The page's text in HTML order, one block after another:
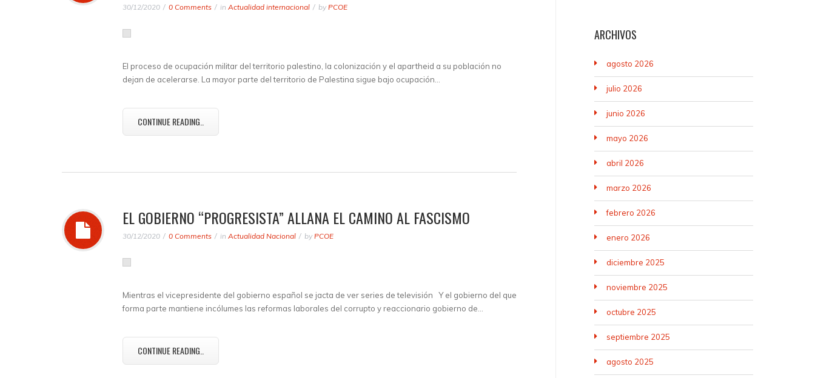
30/12/2020 0 Comments in Actualidad internacional by PCOE
El proceso de ocupación militar del territorio palestino, la colonización y el apartheid a su población no
dejan de acelerarse. La mayor parte del territorio de Palestina sigue bajo ocupación…
CONTINUE READING..
EL GOBIERNO “PROGRESISTA” ALLANA EL CAMINO AL FASCISMO
30/12/2020 0 Comments in Actualidad Nacional by PCOE
Mientras el vicepresidente del gobierno español se jacta de ver series de televisión Y el gobierno del que
forma parte mantiene incólumes las reformas laborales del corrupto y reaccionario gobierno de…
CONTINUE READING..
ARCHIVOS
agosto 2026
julio 2026
junio 2026
mayo 2026
abril 2026
marzo 2026
febrero 2026
enero 2026
diciembre 2025
noviembre 2025
octubre 2025
septiembre 2025
agosto 2025